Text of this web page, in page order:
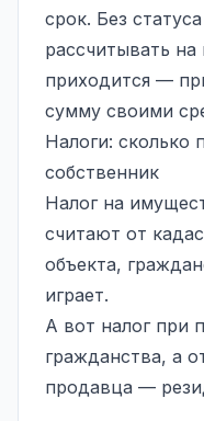
срок. Без
рассчитывать на
приходится —
сумму своими
Налоги: сколько
собственник
Налог на
считают от
объекта,
играет.
А вот налог при
гражданства, а
продавца —